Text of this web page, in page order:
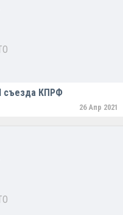
съезда КПРФ
26 Апр 2021